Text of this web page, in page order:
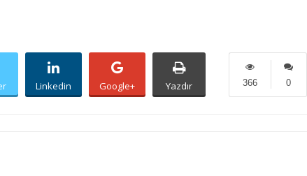
0
366
Linkedin Google+ Yazdır